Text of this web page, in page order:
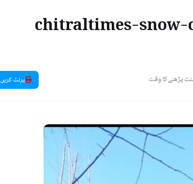
chitraltimes-
پرنٹ کریں